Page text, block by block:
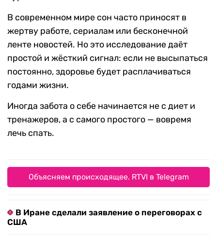
В современном мире сон часто приносят в
жертву работе, сериалам или бесконечной
ленте новостей. Но это исследование даёт
простой и жёсткий сигнал: если не высыпаться
постоянно, здоровье будет расплачиваться
годами жизни.
Иногда забота о себе начинается не с диет и
тренажеров, а с самого простого — вовремя
лечь спать.
Объясняем происходящее. RTVI в Telegram
В Иране сделали заявление о переговорах с
США